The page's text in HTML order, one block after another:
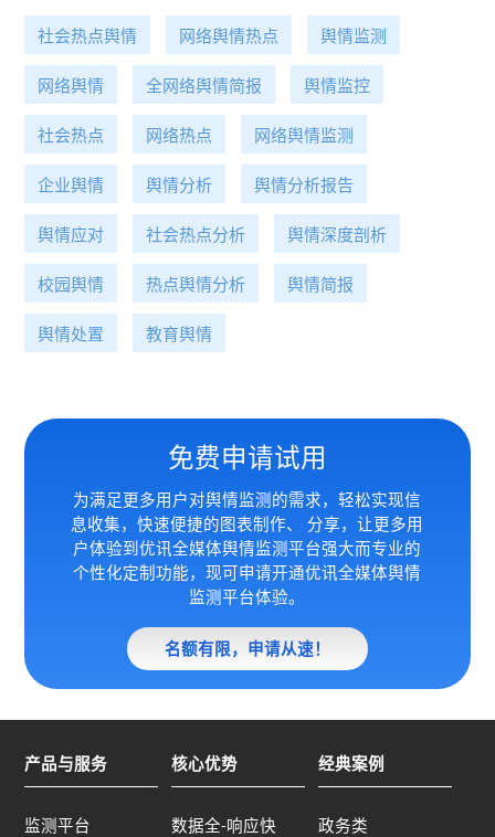
社会热点舆情 网络舆情热点 舆情监测
网络舆情 全网络舆情简报 舆情监控
社会热点 网络热点 网络舆情监测
企业舆情 舆情分析 舆情分析报告
舆情应对 社会热点分析 舆情深度剖析
校园舆情 热点舆情分析 舆情简报
舆情处置 教育舆情
免费申请试用
为满足更多用户对舆情监测的需求，轻松实现信
息收集，快速便捷的图表制作、 分享，让更多用
户体验到优讯全媒体舆情监测平台强大而专业的
个性化定制功能，现可申请开通优讯全媒体舆情
监测平台体验。
名额有限，申请从速！
产品与服务
监测平台
核心优势
数据全-响应快
经典案例
政务类